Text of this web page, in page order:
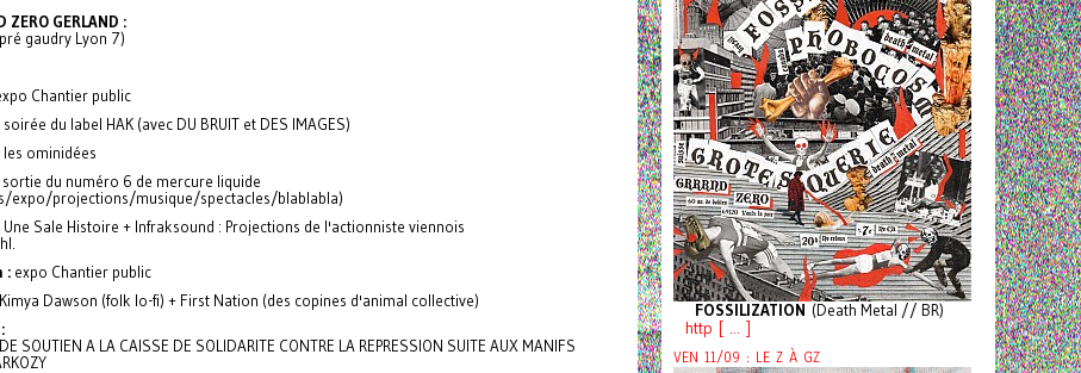
ZERO GERLAND :
gaudry Lyon 7)
Chantier public
soirée du label HAK (avec DU BRUIT et DES IMAGES)
les ominidées
sortie du numéro 6 de mercure liquide
expo/projections/musique/spectacles/blablabla)
Une Sale Histoire + Infraksound : Projections de l'actionniste viennois
: expo Chantier public
Kimya Dawson (folk lo-fi) + First Nation (des copines d'animal collective)
SOUTIEN A LA CAISSE DE SOLIDARITE CONTRE LA REPRESSION SUITE AUX MANIFS
FOSSILIZATION (Death Metal // BR)
http [ ... ]
VEN 11/09 : LE Z À GZ